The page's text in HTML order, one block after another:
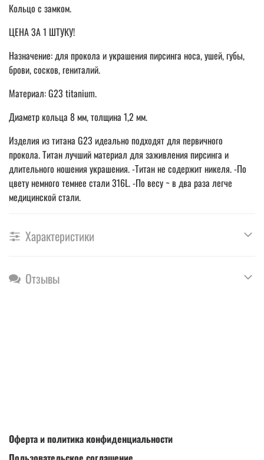
Кольцо с замком.
ЦЕНА ЗА 1 ШТУКУ!
Назначение: для прокола и украшения пирсинга носа, ушей, губы,
брови, сосков, гениталий.
Материал: G23 titanium.
Диаметр кольца 8 мм, толщина 1,2 мм.
Изделия из титана G23 идеально подходят для первичного
прокола. Титан лучший материал для заживления пирсинга и
длительного ношения украшения. -Титан не содержит никеля. -По
цвету немного темнее стали 316L. -По весу ~ в два раза легче
медицинской стали.
Характеристики
Отзывы
Оферта и политика конфиденциальности